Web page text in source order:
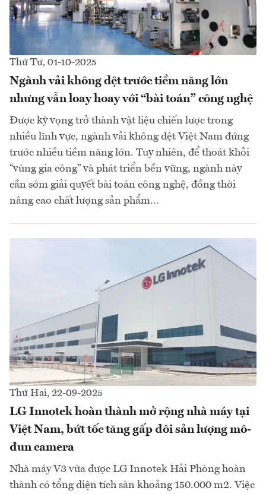
Thứ Tư, 01-10-2025
Ngành vải không dệt trước tiềm năng lớn
nhưng vẫn loay hoay với “bài toán” công nghệ
Được kỳ vọng trở thành vật liệu chiến lược trong
nhiều lĩnh vực, ngành vải không dệt Việt Nam đứng
trước nhiều tiềm năng lớn. Tuy nhiên, để thoát khỏi
“vùng gia công” và phát triển bền vững, ngành này
cần sớm giải quyết bài toán công nghệ, đồng thời
nâng cao chất lượng sản phẩm…
Thứ Hai, 22-09-2025
LG Innotek hoàn thành mở rộng nhà máy tại
Việt Nam, bứt tốc tăng gấp đôi sản lượng mô-
đun camera
Nhà máy V3 vừa được LG Innotek Hải Phòng hoàn
thành có tổng diện tích sàn khoảng 150.000 m2. Việc